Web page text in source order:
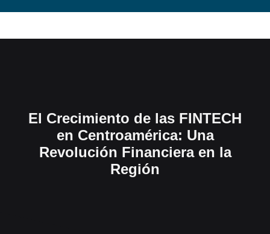
El Crecimiento de las FINTECH
en Centroamérica: Una
Revolución Financiera en la
Región